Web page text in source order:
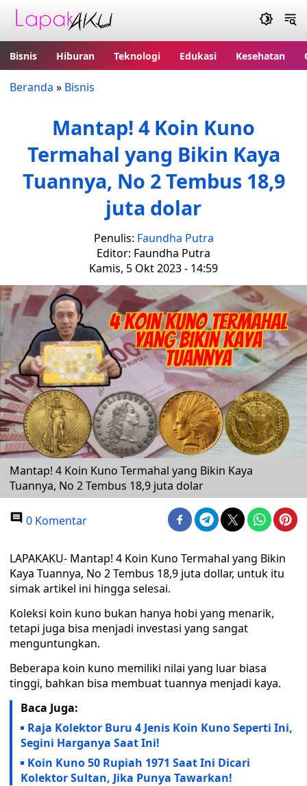
Bisnis Hiburan Teknologi Edukasi Kesehatan
Beranda » Bisnis
Mantap! 4 Koin Kuno
Termahal yang Bikin Kaya
Tuannya, No 2 Tembus 18,9
juta dolar
Penulis: Faundha Putra
Editor: Faundha Putra
Kamis, 5 Okt 2023 - 14:59
Mantap! 4 Koin Kuno Termahal yang Bikin Kaya
Tuannya, No 2 Tembus 18,9 juta dolar
0 Komentar
LAPAKAKU- Mantap! 4 Koin Kuno Termahal yang Bikin
Kaya Tuannya, No 2 Tembus 18,9 juta dollar, untuk itu
simak artikel ini hingga selesai.
Koleksi koin kuno bukan hanya hobi yang menarik,
tetapi juga bisa menjadi investasi yang sangat
menguntungkan.
Beberapa koin kuno memiliki nilai yang luar biasa
tinggi, bahkan bisa membuat tuannya menjadi kaya.
Baca Juga:
Raja Kolektor Buru 4 Jenis Koin Kuno Seperti Ini,
Segini Harganya Saat Ini!
Koin Kuno 50 Rupiah 1971 Saat Ini Dicari
Kolektor Sultan, Jika Punya Tawarkan!